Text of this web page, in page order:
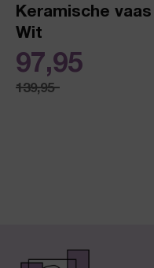
Keramische vaas |
Wit
139,95
97,95